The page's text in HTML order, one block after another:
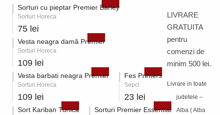
Sorturi cu pieptar Premier Barley
Sorturi Horeca
75 lei
Vesta neagra damă Premier
Sorturi Horeca
109 lei
Vesta barbati neagra Premier
Sorturi Horeca
109 lei
Fes Printers
Sepci
23 lei
Sort Kariban Tunica Sorturi Premier Essential
LIVRARE
GRATUITA
pentru
comenzi de
minim 500 lei.
Livrare in toate
judetele –
Alba ( Alba